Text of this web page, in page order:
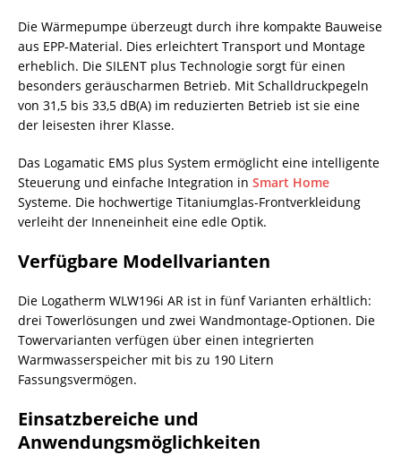
Die Wärmepumpe überzeugt durch ihre kompakte Bauweise
aus EPP-Material. Dies erleichtert Transport und Montage
erheblich. Die SILENT plus Technologie sorgt für einen
besonders geräuscharmen Betrieb. Mit Schalldruckpegeln
von 31,5 bis 33,5 dB(A) im reduzierten Betrieb ist sie eine
der leisesten ihrer Klasse.
Das Logamatic EMS plus System ermöglicht eine intelligente
Steuerung und einfache Integration in Smart Home
Systeme. Die hochwertige Titaniumglas-Frontverkleidung
verleiht der Inneneinheit eine edle Optik.
Verfügbare Modellvarianten
Die Logatherm WLW196i AR ist in fünf Varianten erhältlich:
drei Towerlösungen und zwei Wandmontage-Optionen. Die
Towervarianten verfügen über einen integrierten
Warmwasserspeicher mit bis zu 190 Litern
Fassungsvermögen.
Einsatzbereiche und
Anwendungsmöglichkeiten